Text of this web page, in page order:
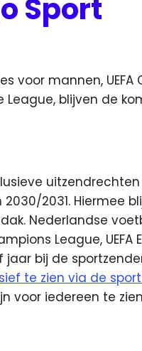
Sport
voor mannen, UEFA
League, blijven de
2031. Hiermee
Nederlandse
League, UEFA
jaar bij de
te zien via de
voor iedereen te